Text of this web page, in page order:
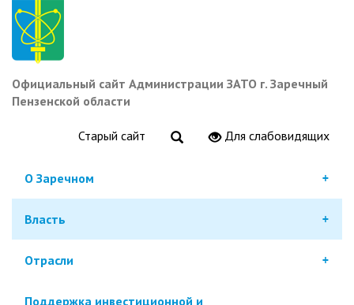
Перейти
основному
содержанию
Официальный сайт Администрации ЗАТО г. Заречный
Пензенской области
Старый сайт Для слабовидящих
О Заречном
Власть
Отрасли
Поддержка инвестиционной и